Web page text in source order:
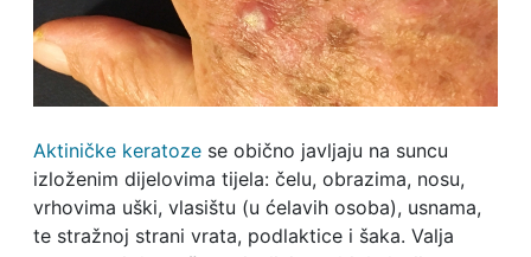
Aktiničke keratozese obično javljaju na suncu
izloženim dijelovima tijela: čelu, obrazima, nosu,
vrhovima uški, vlasištu (u ćelavih osoba), usnama,
te stražnoj strani vrata, podlaktice i šaka. Valja